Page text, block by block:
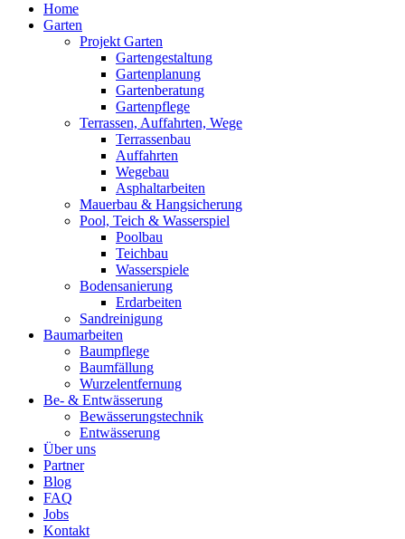
Home
Garten
Projekt Garten
Gartengestaltung
Gartenplanung
Gartenberatung
Gartenpflege
Terrassen, Auffahrten, Wege
Terrassenbau
Auffahrten
Wegebau
Asphaltarbeiten
Mauerbau & Hangsicherung
Pool, Teich & Wasserspiel
Poolbau
Teichbau
Wasserspiele
Bodensanierung
Erdarbeiten
Sandreinigung
Baumarbeiten
Baumpflege
Baumfällung
Wurzelentfernung
Be- & Entwässerung
Bewässerungstechnik
Entwässerung
Über uns
Partner
Blog
FAQ
Jobs
Kontakt